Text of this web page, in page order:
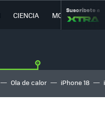
CIENCIA MOVILIDAD
Suscríbete a
Ola de calor iPhone 18